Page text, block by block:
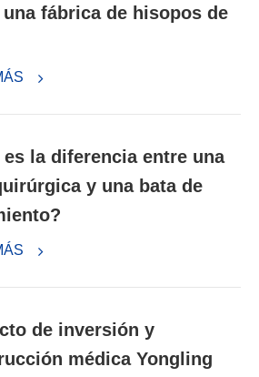
fábrica de hisopos de
es la diferencia entre una
y una bata de
de inversión y
médica Yongling